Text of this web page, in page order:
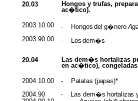
20.03 Hongos ytrufas,
ac�tico).
2003.10.00 - Hongos del g�nero
2003.90.00
- Los dem�s
20.04 Lasdem�s hortalizas
en ac�tico),congeladas
2004.10.00 - Patatas (papas)*
2004.90
- Las dem�s hortalizas